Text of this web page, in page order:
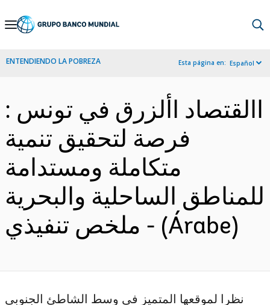
Skip
Navigation
ENTENDIENDO LA POBREZA Esta página en: Español
االقتصاد األزرق في تونس :
فرصة لتحقيق تنمية
متكاملة ومستدامة
للمناطق الساحلية والبحرية
- ملخص تنفيذي (Árabe)
نظرا لموقعها المتميز في وسط الشاطئ الجنوبي